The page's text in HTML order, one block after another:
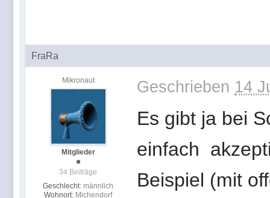
FraRa
Mikronaut
Mitglieder
34 Beiträge
Geschlecht: männlich
Wohnort: Michendorf
Geschrieben 14
Es gibt ja bei
einfach
Beispiel (mit